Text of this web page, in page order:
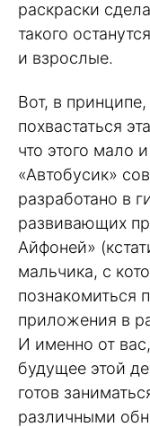
раскраски
такого
и взрослые.
Вот, в
похвастаться
что этого мало
«Автобусик»
разработано в
развивающих
Айфоней»
мальчика, с
познакомиться
приложения в
И именно от
будущее этой
готов
различными